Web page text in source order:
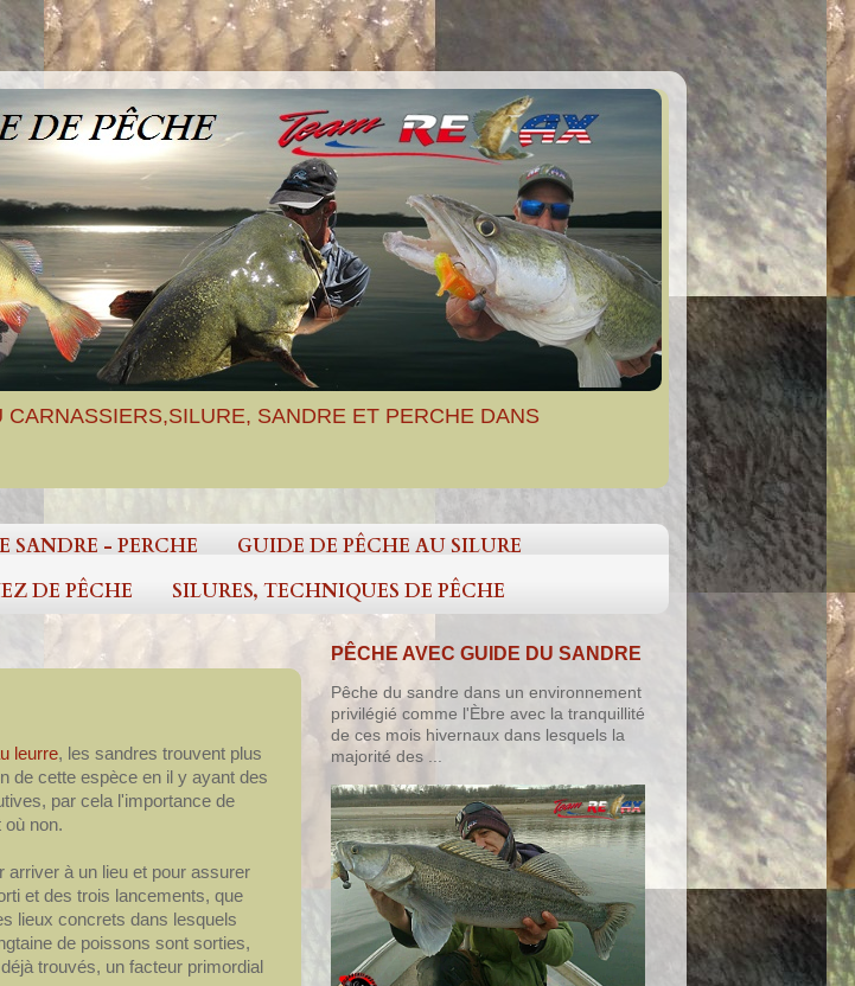
SANDRE ET PERCHE DANS
SANDRE - PERCHE
GUIDE DE PÊCHE AU SILURE
DE PÊCHE SILURES, TECHNIQUES DE PÊCHE
leurre, les sandres trouvent plus
de cette espèce en il y ayant des
par cela l'importance de
où non.
arriver à un lieu et pour assurer
et des trois lancements, que
lieux concrets dans lesquels
de poissons sont sorties,
trouvés, un facteur primordial
PÊCHE AVEC GUIDE DU SANDRE
Pêche du sandre dans un environnement
privilégié comme l'Èbre avec la tranquillité
de ces mois hivernaux dans lesquels la
majorité des ...